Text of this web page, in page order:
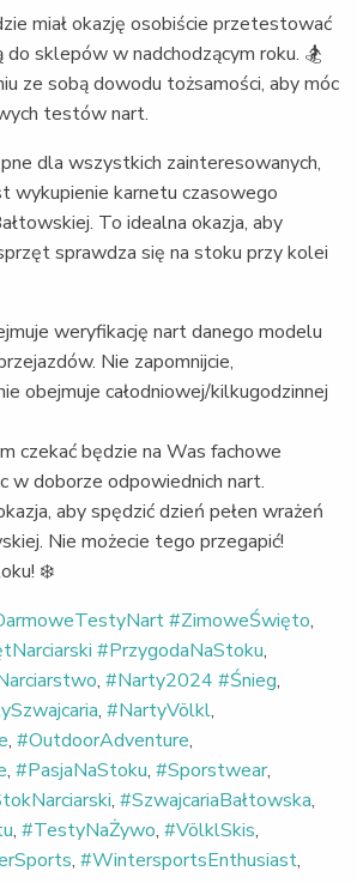
miał okazję osobiście przetestować
sklepów w nadchodzącym roku. 🏂
ze sobą dowodu tożsamości, aby móc
testów nart.
dla wszystkich zainteresowanych,
wykupienie karnetu czasowego
To idealna okazja, aby
sprawdza się na stoku przy kolei
weryfikację nart danego modelu
Nie zapomnijcie,
obejmuje całodniowej/kilkugodzinnej
czekać będzie na Was fachowe
w doborze odpowiednich nart.
aby spędzić dzień pełen wrażeń
Nie możecie tego przegapić!
❄️
#ZimoweŚwięto,
#PrzygodaNaStoku,
, #Narty2024 #Śnieg,
, #NartyVölkl,
, #OutdoorAdventure,
, #PasjaNaStoku, #Sporstwear,
, #SzwajcariaBałtowska,
, #TestyNaŻywo, #VölklSkis,
, #WintersportsEnthusiast,